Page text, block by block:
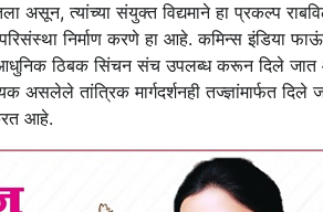
असून, त्यांच्या संयुक्त विद्यमाने हा प्रकल्प
निर्माण करणे हा आहे. कमिन्स इंडिया
आधुनिक ठिबक सिंचन संच उपलब्ध करून दिले
तांत्रिक मार्गदर्शनही तज्ज्ञांमार्फत दिले
आहे.